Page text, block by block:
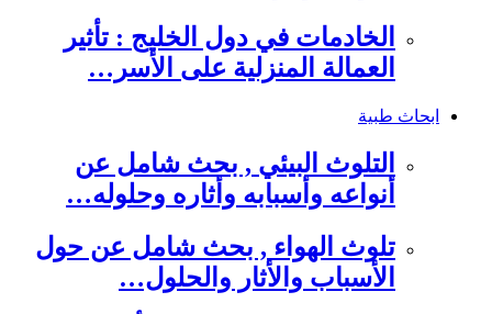
الخادمات في دول الخليج : تأثير
العمالة المنزلية على الأسر…
ابحاث طبية
التلوث البيئي , بحث شامل عن
أنواعه وأسبابه وأثاره وحلوله…
تلوث الهواء , بحث شامل عن حول
الأسباب والأثار والحلول…